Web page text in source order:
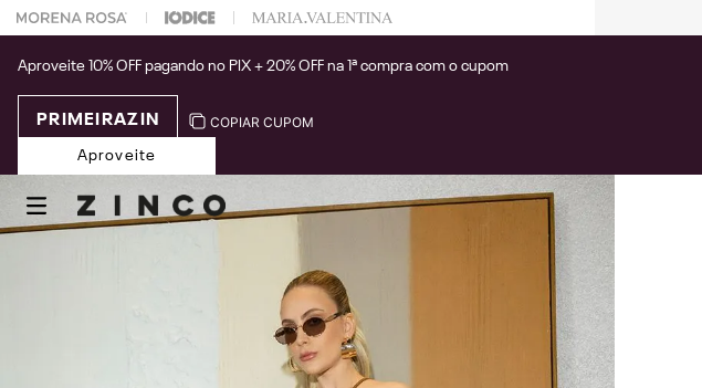
na sua 1° compra usando o cupom: PRIMEIRAZIN
Aproveite 10% OFF pagando no PIX + 20% OFF na 1ª compra com o cupom
PRIMEIRAZIN COPIAR CUPOM
Aproveite